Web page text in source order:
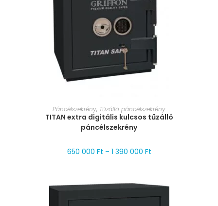
MÉRET VÁLASZTÁSA
Páncélszekrény, Tűzálló páncélszekrény
TITAN extra digitális kulcsos tűzálló
páncélszekrény
650 000 Ft – 1 390 000 Ft